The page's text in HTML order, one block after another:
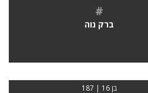
#
ברק נוה
בן 16 | 187